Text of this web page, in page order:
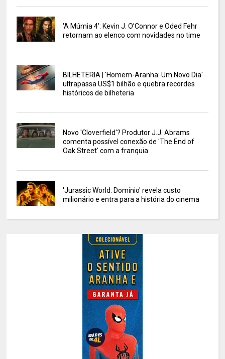
'A Múmia 4': Kevin J. O’Connor e Oded Fehr
retornam ao elenco com novidades no time
BILHETERIA | 'Homem-Aranha: Um Novo Dia'
ultrapassa US$1 bilhão e quebra recordes
históricos de bilheteria
Novo 'Cloverfield'? Produtor J.J. Abrams
comenta possível conexão de 'The End of
Oak Street' com a franquia
'Jurassic World: Domínio' revela custo
milionário e entra para a história do cinema